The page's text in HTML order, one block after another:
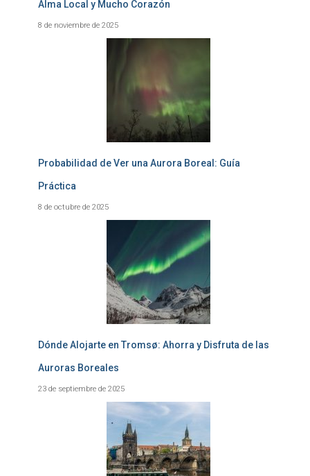
Alma Local y Mucho Corazón
8 de noviembre de 2025
Probabilidad de Ver una Aurora Boreal: Guía
Práctica
8 de octubre de 2025
Dónde Alojarte en Tromsø: Ahorra y Disfruta de las
Auroras Boreales
23 de septiembre de 2025